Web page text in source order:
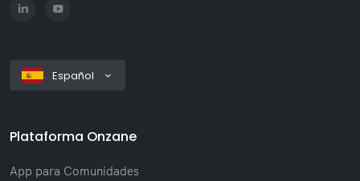
Español
Plataforma Onzane
App para Comunidades